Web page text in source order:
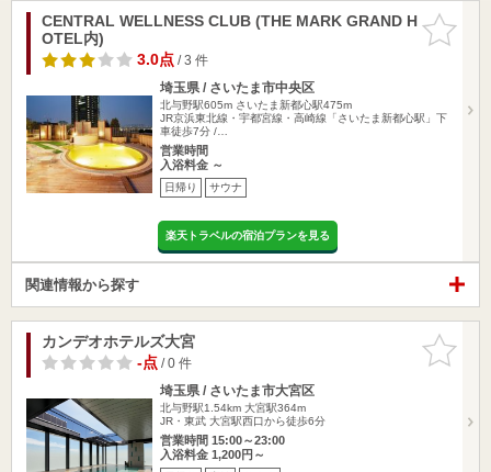
お気に入
りに追加
CENTRAL WELLNESS CLUB (THE MARK GRAND H
OTEL内)
3.0点/ 3 件
埼玉県 / さいたま市中央区
北与野駅605m さいたま新都心駅475m
JR京浜東北線・宇都宮線・高崎線「さいたま新都心駅」下
車徒歩7分 /…
営業時間
入浴料金 ～
日帰り サウナ
楽天トラベルの宿泊プランを見る
関連情報から探す
お気に入
りに追加
カンデオホテルズ大宮
-点/ 0 件
埼玉県 / さいたま市大宮区
北与野駅1.54km 大宮駅364m
JR・東武 大宮駅西口から徒歩6分
営業時間 15:00～23:00
入浴料金 1,200円～